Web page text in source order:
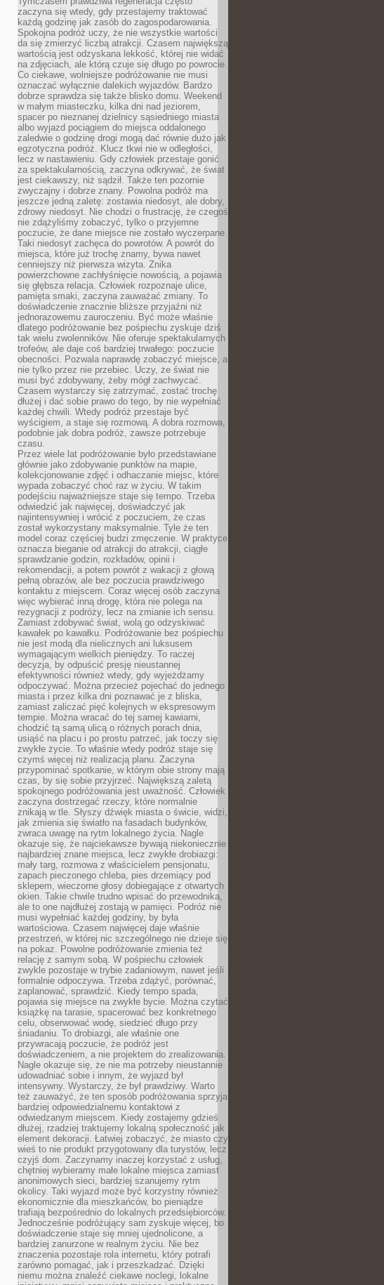
zaczyna się wtedy, gdy przestajemy traktować
każdą godzinę jak zasób do zagospodarowania.
Spokojna podróż uczy, że nie wszystkie wartości
da się zmierzyć liczbą atrakcji. Czasem największą
wartością jest odzyskana lekkość, której nie widać
na zdjęciach, ale którą czuje się długo po powrocie.
Co ciekawe, wolniejsze podróżowanie nie musi
oznaczać wyłącznie dalekich wyjazdów. Bardzo
dobrze sprawdza się także blisko domu. Weekend
w małym miasteczku, kilka dni nad jeziorem,
spacer po nieznanej dzielnicy sąsiedniego miasta
albo wyjazd pociągiem do miejsca oddalonego
zaledwie o godzinę drogi mogą dać równie dużo jak
egzotyczna podróż. Klucz tkwi nie w odległości,
lecz w nastawieniu. Gdy człowiek przestaje gonić
za spektakularnością, zaczyna odkrywać, że świat
jest ciekawszy, niż sądził. Także ten pozornie
zwyczajny i dobrze znany. Powolna podróż ma
jeszcze jedną zaletę: zostawia niedosyt, ale dobry,
zdrowy niedosyt. Nie chodzi o frustrację, że czegoś
nie zdążyliśmy zobaczyć, tylko o przyjemne
poczucie, że dane miejsce nie zostało wyczerpane.
Taki niedosyt zachęca do powrotów. A powrót do
miejsca, które już trochę znamy, bywa nawet
cenniejszy niż pierwsza wizyta. Znika
powierzchowne zachłyśnięcie nowością, a pojawia
się głębsza relacja. Człowiek rozpoznaje ulice,
pamięta smaki, zaczyna zauważać zmiany. To
doświadczenie znacznie bliższe przyjaźni niż
jednorazowemu zauroczeniu. Być może właśnie
dlatego podróżowanie bez pośpiechu zyskuje dziś
tak wielu zwolenników. Nie oferuje spektakularnych
trofeów, ale daje coś bardziej trwałego: poczucie
obecności. Pozwala naprawdę zobaczyć miejsce, a
nie tylko przez nie przebiec. Uczy, że świat nie
musi być zdobywany, żeby mógł zachwycać.
Czasem wystarczy się zatrzymać, zostać trochę
dłużej i dać sobie prawo do tego, by nie wypełniać
każdej chwili. Wtedy podróż przestaje być
wyścigiem, a staje się rozmową. A dobra rozmowa,
podobnie jak dobra podróż, zawsze potrzebuje
czasu.
Przez wiele lat podróżowanie było przedstawiane
głównie jako zdobywanie punktów na mapie,
kolekcjonowanie zdjęć i odhaczanie miejsc, które
wypada zobaczyć choć raz w życiu. W takim
podejściu najważniejsze staje się tempo. Trzeba
odwiedzić jak najwięcej, doświadczyć jak
najintensywniej i wrócić z poczuciem, że czas
został wykorzystany maksymalnie. Tyle że ten
model coraz częściej budzi zmęczenie. W praktyce
oznacza bieganie od atrakcji do atrakcji, ciągłe
sprawdzanie godzin, rozkładów, opinii i
rekomendacji, a potem powrót z wakacji z głową
pełną obrazów, ale bez poczucia prawdziwego
kontaktu z miejscem. Coraz więcej osób zaczyna
więc wybierać inną drogę, która nie polega na
rezygnacji z podróży, lecz na zmianie ich sensu.
Zamiast zdobywać świat, wolą go odzyskiwać
kawałek po kawałku. Podróżowanie bez pośpiechu
nie jest modą dla nielicznych ani luksusem
wymagającym wielkich pieniędzy. To raczej
decyzja, by odpuścić presję nieustannej
efektywności również wtedy, gdy wyjeżdżamy
odpoczywać. Można przecież pojechać do jednego
miasta i przez kilka dni poznawać je z bliska,
zamiast zaliczać pięć kolejnych w ekspresowym
tempie. Można wracać do tej samej kawiarni,
chodzić tą samą ulicą o różnych porach dnia,
usiąść na placu i po prostu patrzeć, jak toczy się
zwykłe życie. To właśnie wtedy podróż staje się
czymś więcej niż realizacją planu. Zaczyna
przypominać spotkanie, w którym obie strony mają
czas, by się sobie przyjrzeć. Największą zaletą
spokojnego podróżowania jest uważność. Człowiek
zaczyna dostrzegać rzeczy, które normalnie
znikają w tle. Słyszy dźwięk miasta o świcie, widzi,
jak zmienia się światło na fasadach budynków,
zwraca uwagę na rytm lokalnego życia. Nagle
okazuje się, że najciekawsze bywają niekoniecznie
najbardziej znane miejsca, lecz zwykłe drobiazgi:
mały targ, rozmowa z właścicielem pensjonatu,
zapach pieczonego chleba, pies drzemiący pod
sklepem, wieczorne głosy dobiegające z otwartych
okien. Takie chwile trudno wpisać do przewodnika,
ale to one najdłużej zostają w pamięci. Podróż nie
musi wypełniać każdej godziny, by była
wartościowa. Czasem najwięcej daje właśnie
przestrzeń, w której nic szczególnego nie dzieje się
na pokaz. Powolne podróżowanie zmienia też
relację z samym sobą. W pośpiechu człowiek
zwykle pozostaje w trybie zadaniowym, nawet jeśli
formalnie odpoczywa. Trzeba zdążyć, porównać,
zaplanować, sprawdzić. Kiedy tempo spada,
pojawia się miejsce na zwykłe bycie. Można czytać
książkę na tarasie, spacerować bez konkretnego
celu, obserwować wodę, siedzieć długo przy
śniadaniu. To drobiazgi, ale właśnie one
przywracają poczucie, że podróż jest
doświadczeniem, a nie projektem do zrealizowania.
Nagle okazuje się, że nie ma potrzeby nieustannie
udowadniać sobie i innym, że wyjazd był
intensywny. Wystarczy, że był prawdziwy. Warto
też zauważyć, że ten sposób podróżowania sprzyja
bardziej odpowiedzialnemu kontaktowi z
odwiedzanym miejscem. Kiedy zostajemy gdzieś
dłużej, rzadziej traktujemy lokalną społeczność jak
element dekoracji. Łatwiej zobaczyć, że miasto czy
wieś to nie produkt przygotowany dla turystów, lecz
czyjś dom. Zaczynamy inaczej korzystać z usług,
chętniej wybieramy małe lokalne miejsca zamiast
anonimowych sieci, bardziej szanujemy rytm
okolicy. Taki wyjazd może być korzystny również
ekonomicznie dla mieszkańców, bo pieniądze
trafiają bezpośrednio do lokalnych przedsiębiorców.
Jednocześnie podróżujący sam zyskuje więcej, bo
doświadczenie staje się mniej ujednolicone, a
bardziej zanurzone w realnym życiu. Nie bez
znaczenia pozostaje rola internetu, który potrafi
zarówno pomagać, jak i przeszkadzać. Dzięki
niemu można znaleźć ciekawe noclegi, lokalne